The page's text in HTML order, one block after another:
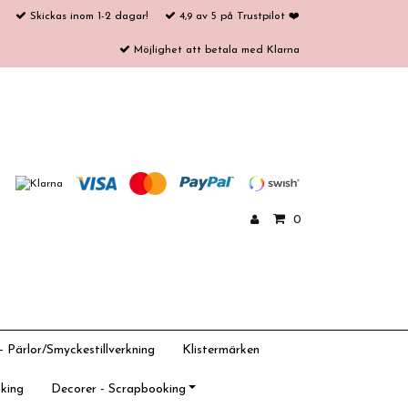
Skickas inom 1-2 dagar! 4,9 av 5 på Trustpilot ❤️
Möjlighet att betala med Klarna
0
Pärlor/Smyckestillverkning Klistermärken
Decorer - Scrapbooking